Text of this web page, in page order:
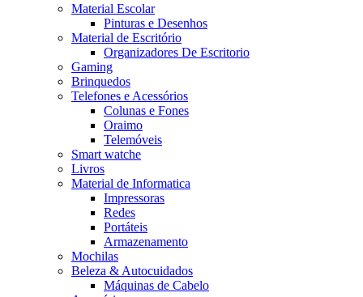
Material Escolar
Pinturas e Desenhos
Material de Escritório
Organizadores De Escritorio
Gaming
Brinquedos
Telefones e Acessórios
Colunas e Fones
Oraimo
Telemóveis
Smart watche
Livros
Material de Informatica
Impressoras
Redes
Portáteis
Armazenamento
Mochilas
Beleza & Autocuidados
Máquinas de Cabelo